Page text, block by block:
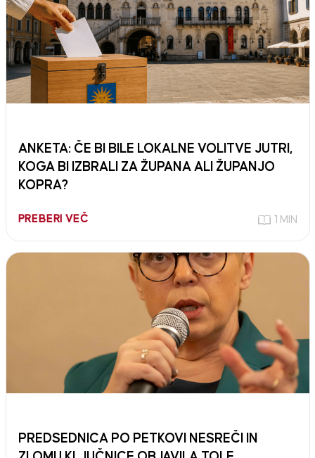
ANKETA: ČE BI BILE LOKALNE VOLITVE JUTRI,
KOGA BI IZBRALI ZA ŽUPANA ALI ŽUPANJO
KOPRA?
PREBERI VEČ 1 MIN
PREDSEDNICA PO PETKOVI NESREČI IN